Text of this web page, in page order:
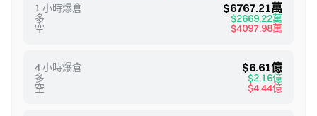
1 小時爆倉 $6767.21萬
多 $2669.22萬
空 $4097.98萬
4 小時爆倉 $6.61億
多 $2.16億
空 $4.44億